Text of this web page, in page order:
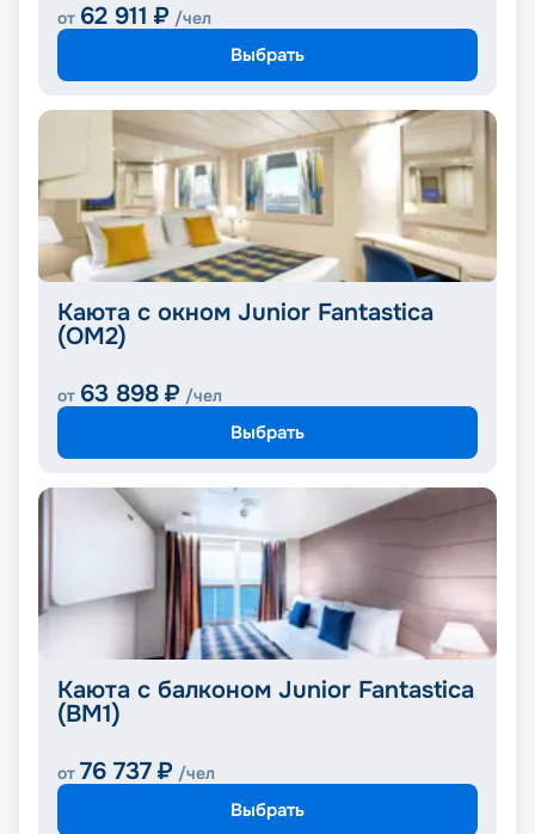
от 62 911 ₽ /чел
Выбрать
Каюта с окном Junior Fantastica
(OM2)
от 63 898 ₽ /чел
Выбрать
Каюта с балконом Junior Fantastica
(BM1)
от 76 737 ₽ /чел
Выбрать